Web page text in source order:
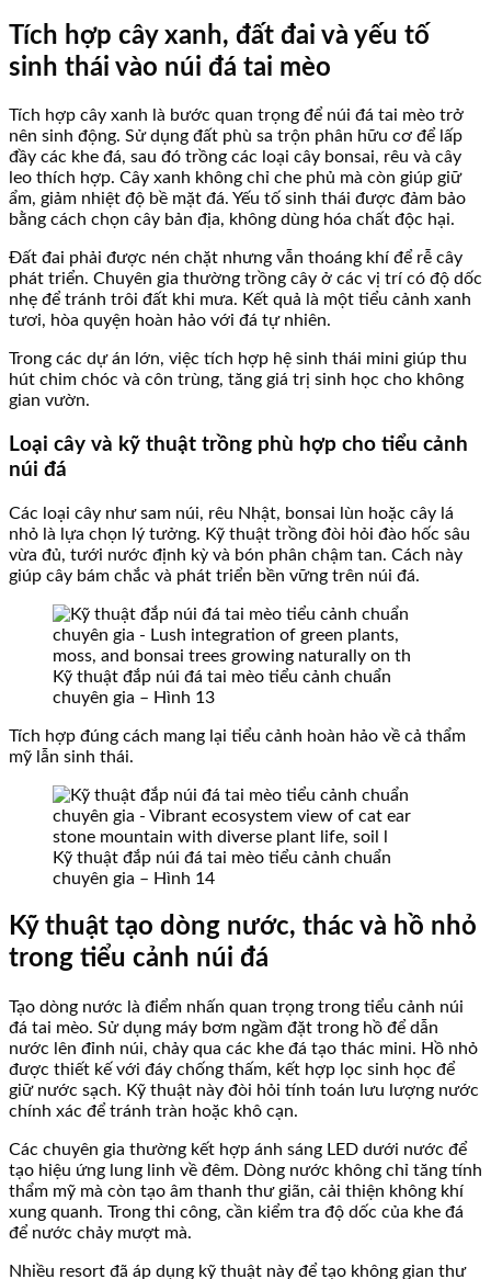
Tích hợp cây xanh, đất đai và yếu tố
sinh thái vào núi đá tai mèo
Tích hợp cây xanh là bước quan trọng để núi đá tai mèo trở
nên sinh động. Sử dụng đất phù sa trộn phân hữu cơ để lấp
đầy các khe đá, sau đó trồng các loại cây bonsai, rêu và cây
leo thích hợp. Cây xanh không chỉ che phủ mà còn giúp giữ
ẩm, giảm nhiệt độ bề mặt đá. Yếu tố sinh thái được đảm bảo
bằng cách chọn cây bản địa, không dùng hóa chất độc hại.
Đất đai phải được nén chặt nhưng vẫn thoáng khí để rễ cây
phát triển. Chuyên gia thường trồng cây ở các vị trí có độ dốc
nhẹ để tránh trôi đất khi mưa. Kết quả là một tiểu cảnh xanh
tươi, hòa quyện hoàn hảo với đá tự nhiên.
Trong các dự án lớn, việc tích hợp hệ sinh thái mini giúp thu
hút chim chóc và côn trùng, tăng giá trị sinh học cho không
gian vườn.
Loại cây và kỹ thuật trồng phù hợp cho tiểu cảnh
núi đá
Các loại cây như sam núi, rêu Nhật, bonsai lùn hoặc cây lá
nhỏ là lựa chọn lý tưởng. Kỹ thuật trồng đòi hỏi đào hốc sâu
vừa đủ, tưới nước định kỳ và bón phân chậm tan. Cách này
giúp cây bám chắc và phát triển bền vững trên núi đá.
Kỹ thuật đắp núi đá tai mèo tiểu cảnh chuẩn
chuyên gia – Hình 13
Tích hợp đúng cách mang lại tiểu cảnh hoàn hảo về cả thẩm
mỹ lẫn sinh thái.
Kỹ thuật đắp núi đá tai mèo tiểu cảnh chuẩn
chuyên gia – Hình 14
Kỹ thuật tạo dòng nước, thác và hồ nhỏ
trong tiểu cảnh núi đá
Tạo dòng nước là điểm nhấn quan trọng trong tiểu cảnh núi
đá tai mèo. Sử dụng máy bơm ngầm đặt trong hồ để dẫn
nước lên đỉnh núi, chảy qua các khe đá tạo thác mini. Hồ nhỏ
được thiết kế với đáy chống thấm, kết hợp lọc sinh học để
giữ nước sạch. Kỹ thuật này đòi hỏi tính toán lưu lượng nước
chính xác để tránh tràn hoặc khô cạn.
Các chuyên gia thường kết hợp ánh sáng LED dưới nước để
tạo hiệu ứng lung linh về đêm. Dòng nước không chỉ tăng tính
thẩm mỹ mà còn tạo âm thanh thư giãn, cải thiện không khí
xung quanh. Trong thi công, cần kiểm tra độ dốc của khe đá
để nước chảy mượt mà.
Nhiều resort đã áp dụng kỹ thuật này để tạo không gian thư